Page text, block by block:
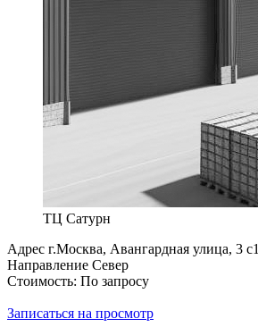
ТЦ Сатурн
Адрес г.Москва, Авангардная улица, 3 с1
Направление Север
Стоимость: По запросу
Записаться на просмотр